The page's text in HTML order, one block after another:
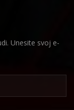
Unesite svoj e-